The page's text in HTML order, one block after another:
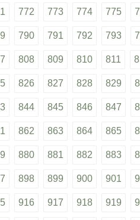
772 773 774 775
790 791 792 793
808 809 810 811
826 827 828 829
844 845 846 847
862 863 864 865
880 881 882 883
898 899 900 901
916 917 918 919